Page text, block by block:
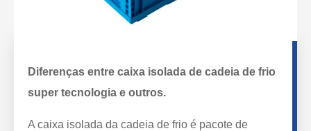
Diferenças entre caixa isolada de cadeia de frio
super tecnologia e outros.
A caixa isolada da cadeia de frio é pacote de